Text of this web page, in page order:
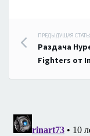
по
ПРЕДЫДУЩАЯ
Раздача
Fighters от